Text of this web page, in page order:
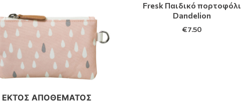
ΕΚΤΌΣ ΑΠΟΘΈΜΑΤΟΣ
Fresk Παιδικό πορτοφόλι
Dandelion
€7.50